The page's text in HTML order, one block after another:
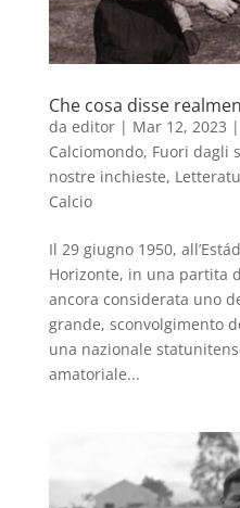
Che cosa disse
da editor| Mar 12, 2023 |
Calciomondo, Fuori dagli
nostre inchieste,
Calcio
Il 29 giugno 1950,
Horizonte, in una partita
ancora considerata uno
grande, sconvolgimento
una nazionale
amatoriale...